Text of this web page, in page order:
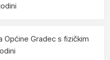
Općine Gradec s fizičkim